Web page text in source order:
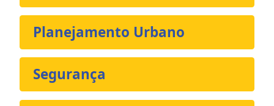
Planejamento Urbano
Segurança